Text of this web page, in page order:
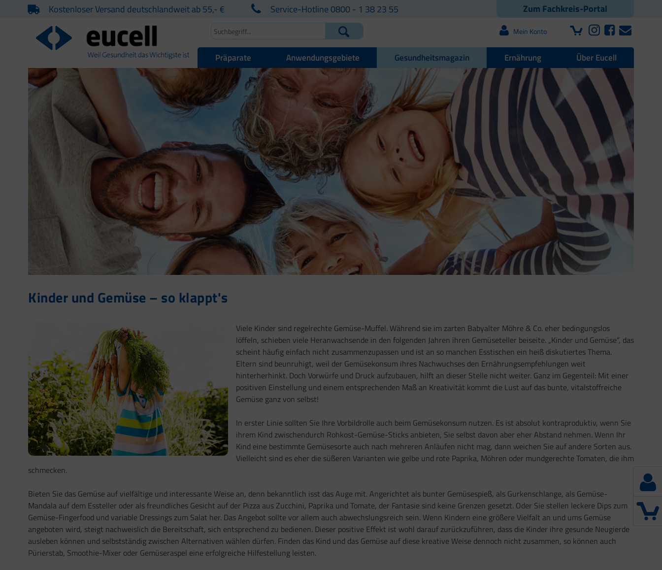
Zum Fachkreis-Portal
Kostenloser Versand deutschlandweit ab 55,- € Service-Hotline 0800 - 1 38 23 55
Mein Konto
Präparate Anwendungsgebiete Gesundheitsmagazin Ernährung Über Eucell
Kinder und Gemüse – so klappt's
Viele Kinder sind regelrechte Gemüse-Muffel. Während sie im zarten Babyalter Möhre & Co. eher bedingungslos
löffeln, schieben viele Heranwachsende in den folgenden Jahren ihren Gemüseteller beiseite. „Kinder und Gemüse“, das
scheint häufig einfach nicht zusammenzupassen und ist an so manchen Esstischen ein heiß diskutiertes Thema.
Eltern sind beunruhigt, weil der Gemüsekonsum ihres Nachwuchses den Ernährungsempfehlungen weit
hinterherhinkt. Doch Vorwürfe und Druck aufzubauen, hilft an dieser Stelle nicht weiter. Ganz im Gegenteil: Mit einer
positiven Einstellung und einem entsprechenden Maß an Kreativität kommt die Lust auf das bunte, vitalstoffreiche
Gemüse ganz von selbst!
In erster Linie sollten Sie Ihre Vorbildrolle auch beim Gemüsekonsum nutzen. Es ist absolut kontraproduktiv, wenn Sie
ihrem Kind zwischendurch Rohkost-Gemüse-Sticks anbieten, Sie selbst davon aber eher Abstand nehmen. Wenn Ihr
Kind eine bestimmte Gemüsesorte auch nach mehreren Anläufen nicht mag, dann weichen Sie auf andere Sorten aus.
Vielleicht sind es eher die süßeren Varianten wie gelbe und rote Paprika, Möhren oder mundgerechte Tomaten, die ihm
schmecken.
Bieten Sie das Gemüse auf vielfältige und interessante Weise an, denn bekanntlich isst das Auge mit. Angerichtet als bunter Gemüsespieß, als Gurkenschlange, als Gemüse-
Mandala auf dem Essteller oder als freundliches Gesicht auf der Pizza aus Zucchini, Paprika und Tomate, der Fantasie sind keine Grenzen gesetzt. Oder Sie stellen leckere Dips zum
Gemüse-Fingerfood und variable Dressings zum Salat her. Das Angebot sollte vor allem auch abwechslungsreich sein. Wenn Kindern eine größere Vielfalt an und ums Gemüse
angeboten wird, steigt nachweislich die Bereitschaft, sich entsprechend zu bedienen. Dieser positive Effekt ist wohl darauf zurückzuführen, dass die Kinder ihre gesunde Neugierde
ausleben können und selbstständig zwischen Alternativen wählen dürfen. Finden das Kind und das Gemüse auf diese kreative Weise dennoch nicht zusammen, so können auch
Pürierstab, Smoothie-Mixer oder Gemüseraspel eine erfolgreiche Hilfestellung leisten.